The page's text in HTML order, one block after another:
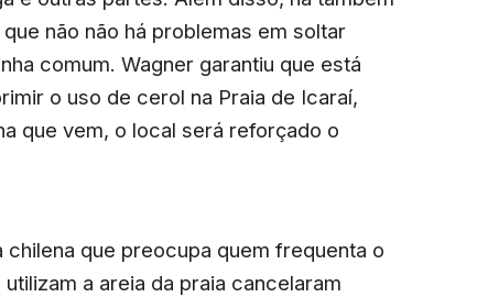
não não há problemas em soltar
comum. Wagner garantiu que está
o uso de cerol na Praia de Icaraí,
que vem, o local será reforçado o
chilena que preocupa quem frequenta o
a areia da praia cancelaram